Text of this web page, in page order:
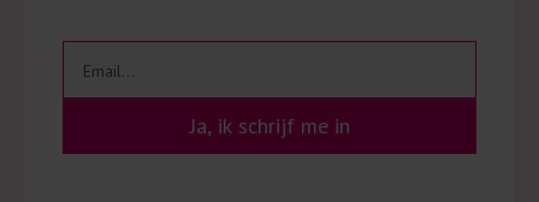
Ja, ik schrijf me in